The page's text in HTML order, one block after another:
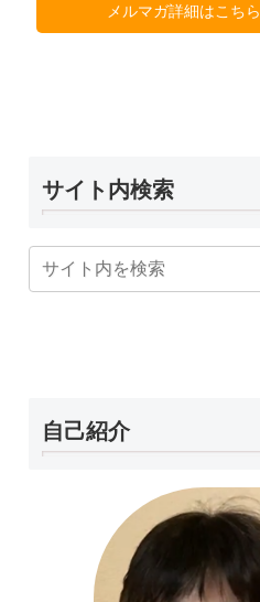
メルマガ詳細はこちら
サイト内検索
自己紹介